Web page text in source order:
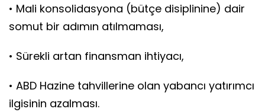
• Mali konsolidasyona (bütçe disiplinine) dair
somut bir adımın atılmaması,
• Sürekli artan finansman ihtiyacı,
• ABD Hazine tahvillerine olan yabancı yatırımcı
ilgisinin azalması.